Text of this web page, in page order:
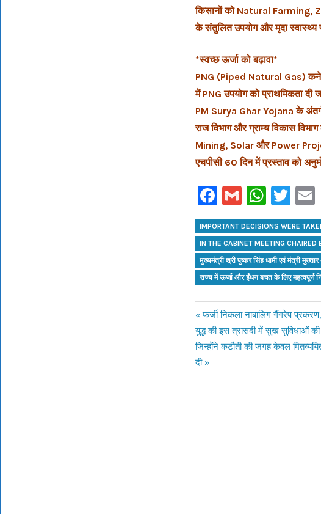
किसानों को Natural Farming,
के संतुलित उपयोग और मृदा स्वास्थ्य
*स्वच्छ ऊर्जा को बढ़ावा*
PNG (Piped Natural Gas)
में PNG उपयोग को प्राथमिकता दी
PM Surya Ghar Yojana के
राज विभाग और ग्राम्य विकास विभाग
Mining, Solar और Power
एचपीसी 60 दिन में प्रस्ताव को
Facebook
Gmail
IMPORTANT DECISIONS WERE
IN THE CABINET MEETING
मुख्यमंत्री श्री पुष्कर सिंह धामी एवं मंत्री
राज्य में ऊर्जा और ईंधन बचत के लिए महत्वपूर्ण
Post
navigation
Previous
Post:
फर्जी निकला नाबालिग गैंगरेप
Next
Post:
युद्ध की इस त्रासदी में सुख सुविधाओं
जिन्होंने कटौती की जगह केवल
दी